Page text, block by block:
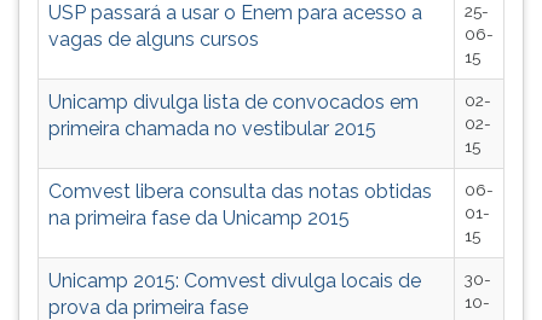
USP passará a usar o Enem para acesso a
vagas de alguns cursos
25-
06-
15
Unicamp divulga lista de convocados em
primeira chamada no vestibular 2015
02-
02-
15
Comvest libera consulta das notas obtidas
na primeira fase da Unicamp 2015
06-
01-
15
Unicamp 2015: Comvest divulga locais de
prova da primeira fase
30-
10-